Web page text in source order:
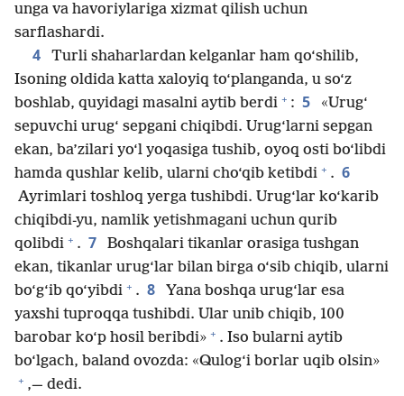
unga va havoriylariga xizmat qilish uchun
sarflashardi.
4
Turli shaharlardan kelganlar ham qo‘shilib,
Isoning oldida katta xaloyiq to‘planganda, u so‘z
boshlab, quyidagi masalni aytib berdi + : 5
«Urug‘
sepuvchi urug‘ sepgani chiqibdi. Urug‘larni sepgan
ekan, ba’zilari yo‘l yoqasiga tushib, oyoq osti bo‘libdi
hamda qushlar kelib, ularni cho‘qib ketibdi + . 6
Ayrimlari toshloq yerga tushibdi. Urug‘lar ko‘karib
chiqibdi-yu, namlik yetishmagani uchun qurib
qolibdi + . 7
Boshqalari tikanlar orasiga tushgan
ekan, tikanlar urug‘lar bilan birga o‘sib chiqib, ularni
bo‘g‘ib qo‘yibdi + . 8
Yana boshqa urug‘lar esa
yaxshi tuproqqa tushibdi. Ular unib chiqib, 100
barobar ko‘p hosil beribdi» + . Iso bularni aytib
bo‘lgach, baland ovozda: «Qulog‘i borlar uqib olsin»
+ ,— dedi.